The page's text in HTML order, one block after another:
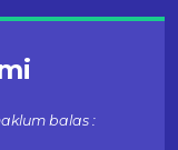
balas :